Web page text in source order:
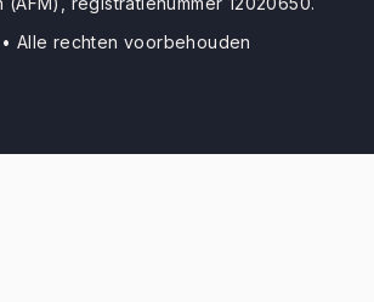
Alle rechten voorbehouden